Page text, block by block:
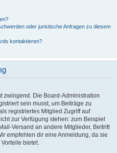
oder juristische Anfragen zu diesem
kontaktieren?
zwingend. Die Board-Administration
sein musst, um Beiträge zu
registriertes Mitglied Zugriff auf
zur Verfügung stehen: zum Beispiel
Versand an andere Mitglieder, Beitritt
empfehlen dir eine Anmeldung, da sie
bietet.